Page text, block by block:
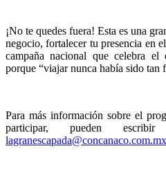
¡No te quedes fuera! Esta es una
negocio, fortalecer tu presencia en
campaña nacional que celebra
porque “viajar nunca había sido tan
Para más información sobre el
participar, pueden
lagranescapada@concanaco.com.mx